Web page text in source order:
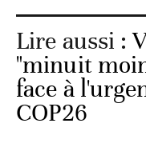
Lire aussi :
"minuit
face à
COP26